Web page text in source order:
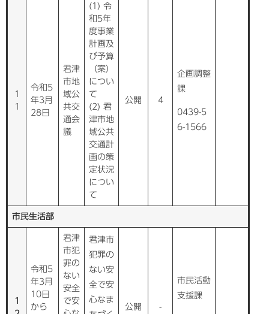
1
1
令和5
年3月
28日
君津
市地
域公
共交
通会
議
(1) 令
和5年
度事業
計画及
び予算
（案）
につい
て
(2) 君
津市地
域公共
交通計
画の策
定状況
につい
て
公開 4
企画調整
課
0439-5
6-1566
市民生活部
1
令和5
年3月
10日
から
君津
市犯
罪の
ない
安全
で安
君津市
犯罪の
ない安
全で安
心なま
公開 -
市民活動
支援課